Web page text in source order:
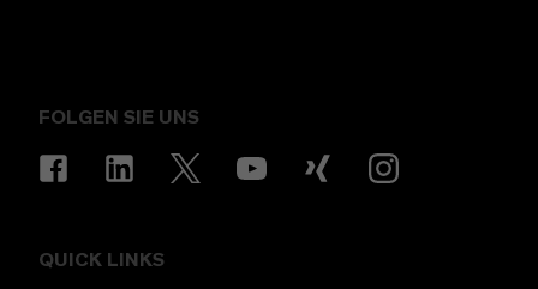
FOLGEN SIE UNS
QUICK LINKS